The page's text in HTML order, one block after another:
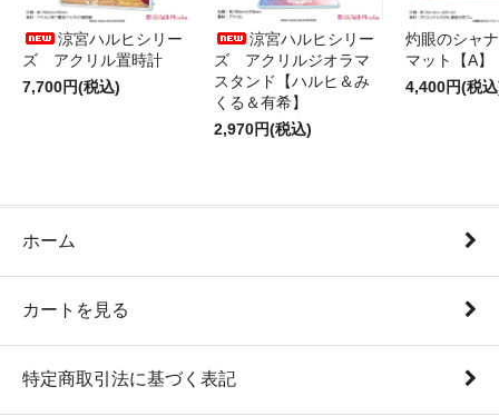
涼宮ハルヒシリー
ズ アクリル置時計
7,700円(税込)
涼宮ハルヒシリー
ズ アクリルジオラマ
スタンド【ハルヒ＆み
くる＆有希】
2,970円(税込)
灼眼のシャ
マット【A】
4,400円(税
ホーム
カートを見る
特定商取引法に基づく表記